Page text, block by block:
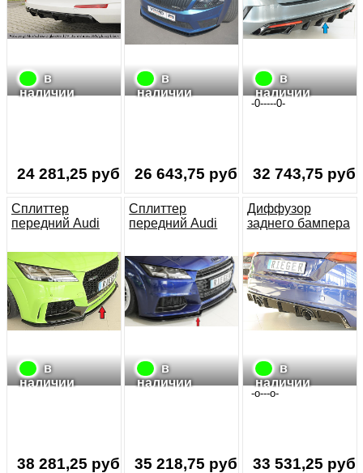
в
наличии
24 281,25 руб.
в
наличии
26 643,75 руб.
в
наличии
-0-----0-
32 743,75 руб.
Сплиттер
передний Audi
в
наличии
38 281,25 руб.
Сплиттер
передний Audi
в
наличии
35 218,75 руб.
Диффузор
заднего бампера
в
наличии
-о---о-
33 531,25 руб.